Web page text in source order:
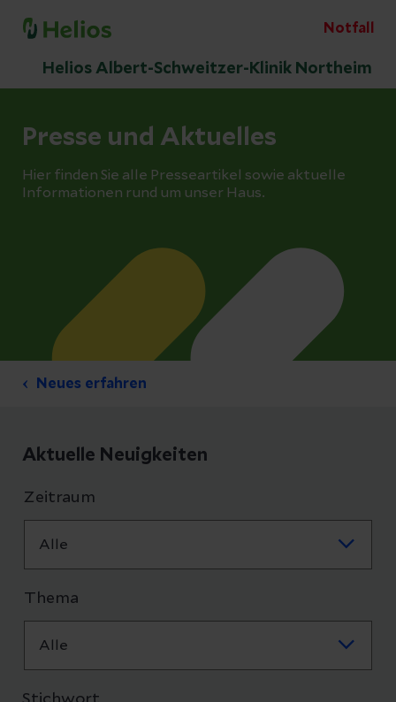
Notfall
Helios Albert-Schweitzer-Klinik Northeim
Presse und Aktuelles
Hier finden Sie alle Presseartikel sowie aktuelle
Informationen rund um unser Haus.
Neues erfahren
Aktuelle Neuigkeiten
Zeitraum
Thema